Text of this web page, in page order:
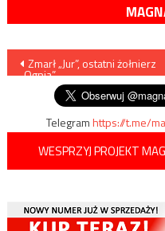
Nawigacja
wpisu
Zmarł „Jur”, ostatni żołnierz
„Ognia”
Telegramhttps://t.me/
WESPRZYJ PROJEKT